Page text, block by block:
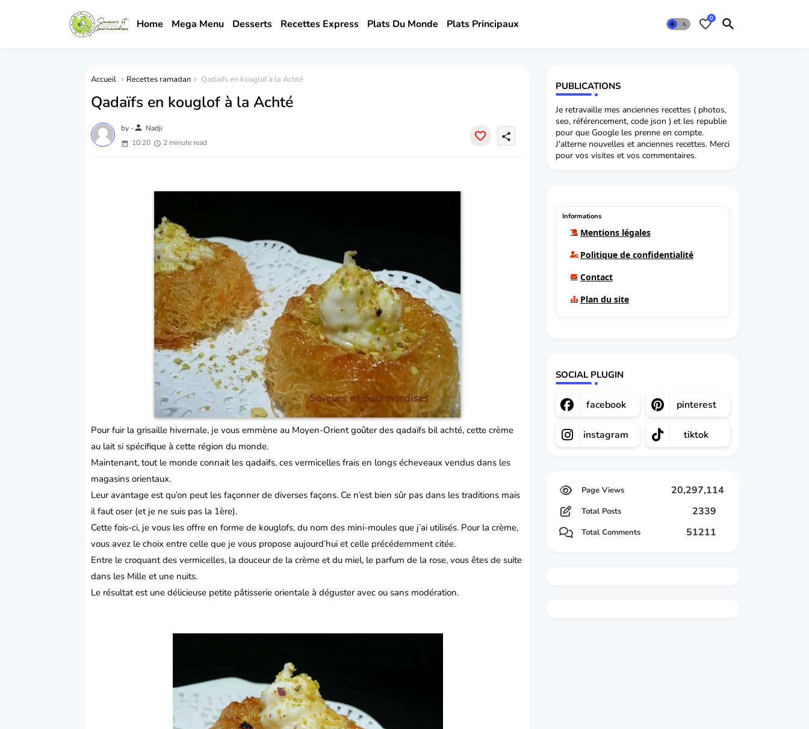
Home Mega Menu Desserts Recettes Express Plats Du Monde Plats Principaux 0
Accueil Recettes ramadan Qadaïfs en kouglof à la Achté
Qadaïfs en kouglof à la Achté
by -person Nadji
10:20
2 minute read
share
Pour fuir la grisaille hivernale, je vous emmène au Moyen-Orientgoûter des qadaïfs bil achté, cette crème
au lait si spécifique à cette région du monde.
Maintenant, tout le monde connait les qadaïfs, ces vermicelles frais en longs écheveaux vendus dans les
magasins orientaux.
Leur avantage est qu’on peut les façonner de diverses façons. Ce n’est bien sûr pas dans les traditions mais
il faut oser (et je ne suis pas la 1ère).
Cette fois-ci, je vous les offre en forme de kouglofs, du nom des mini-moules que j’ai utilisés. Pour la crème,
vous avez le choix entre celle que je vous propose aujourd’hui etcelle précédemment citée.
Entre le croquant des vermicelles, la douceur de la crème et du miel, le parfum de la rose, vous êtes de suite
dans les Mille et une nuits.
Le résultat est une délicieuse petite pâtisserie orientale à déguster avec ou sans modération.
PUBLICATIONS
Je retravaille mes anciennes recettes ( photos,
seo, référencement, code json ) et les republie
pour que Google les prenne en compte.
J'alterne nouvelles et anciennes recettes. Merci
pour vos visites et vos commentaires.
Informations
Mentions légales
Politique de confidentialité
Contact
Plan du site
SOCIAL PLUGIN
facebook pinterest
instagram tiktok
20,297,114
Total Posts 2339
Total Comments 51211